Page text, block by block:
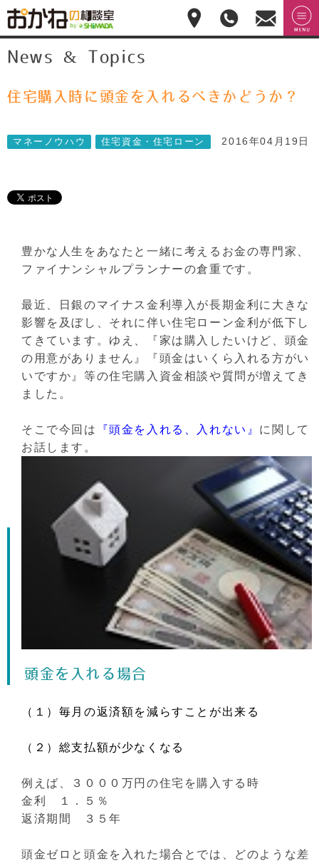
おかねの相談室 by
嶋田商事
せ
028-
4143
News & Topics
住宅購入時に頭金を入れるべきかどうか？
マネーノウハウ 住宅資金・住宅ローン 2016年04月19日
豊かな人生をあなたと一緒に考えるお金の専門家、
ファイナンシャルプランナーの倉重です。
最近、日銀のマイナス金利導入が長期金利に大きな
影響を及ぼし、それに伴い住宅ローン金利が低下し
てきています。ゆえ、『家は購入したいけど、頭金
の用意がありません』『頭金はいくら入れる方がい
いですか』等の住宅購入資金相談や質問が増えてき
ました。
そこで今回は 『頭金を入れる、入れない』 に関して
お話します。
頭金を入れる場合
（１）毎月の返済額を減らすことが出来る
（２）総支払額が少なくなる
例えば、３０００万円の住宅を購入する時
金利 １．５％
返済期間 ３５年
頭金ゼロと頭金を入れた場合とでは、どのような差